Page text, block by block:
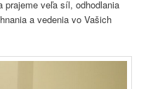
veľa síl, odhodlania
a vedenia vo Vašich